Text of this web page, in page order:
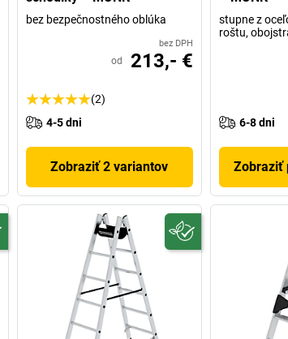
bez bezpečnostného oblúka
bez DPH
od 213,- €
(2)
4-5 dni
Zobraziť 2 variantov
stupne z
roštu,
6-8 dni
Zobraziť